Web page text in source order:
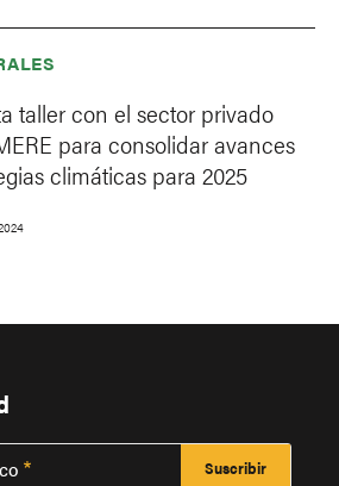
taller con el sector privado
para consolidar avances
climáticas para 2025